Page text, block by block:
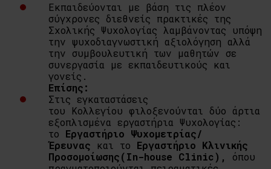
Εκπαιδεύονται με βάση τις πλέον
σύγχρονες διεθνείς πρακτικές της
Σχολικής Ψυχολογίας λαμβάνοντας υπόψη
την ψυχοδιαγνωστική αξιολόγηση αλλά
την συμβουλευτική των μαθητών σε
συνεργασία με εκπαιδευτικούς και
γονείς.
Επίσης:
Στις εγκαταστάσεις
του Κολλεγίου φιλοξενούνται δύο άρτια
εξοπλισμένα εργαστήρια Ψυχολογίας:
το Εργαστήριο Ψυχομετρίας/
Έρευνας και το Εργαστήριο Κλινικής
Προσομοίωσης(In-house Clinic),
όπου